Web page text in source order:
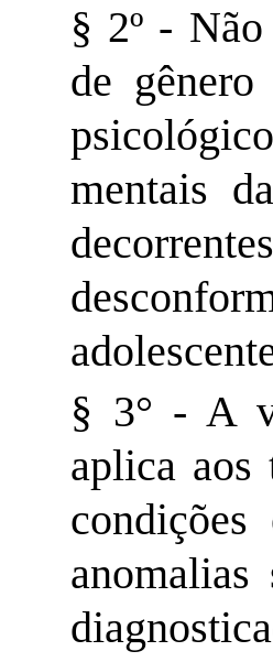
§ 2º -
de
mentais
§ 3° - A
aplica aos
condições
anomalias